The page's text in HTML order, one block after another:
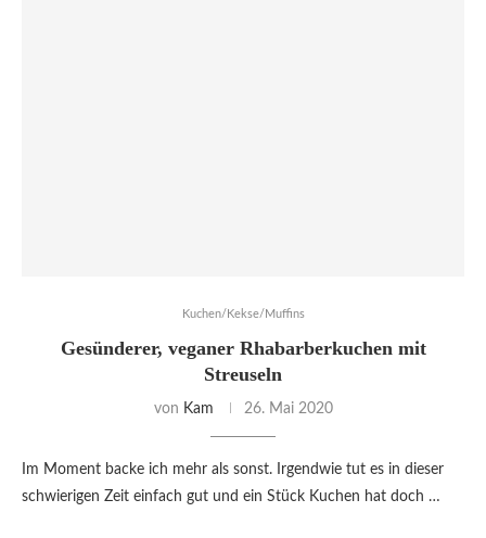
Kuchen/Kekse/Muffins
Gesünderer, veganer Rhabarberkuchen mit
Streuseln
von Kam 26. Mai 2020
Im Moment backe ich mehr als sonst. Irgendwie tut es in dieser
schwierigen Zeit einfach gut und ein Stück Kuchen hat doch …